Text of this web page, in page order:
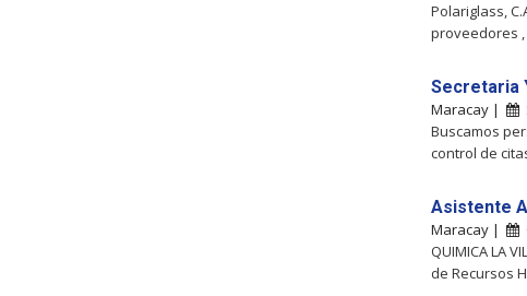
Polariglass,
proveedores
Secretaria
Maracay |
Buscamos
control de
Asistente
Maracay |
QUIMICA LA
de Recursos